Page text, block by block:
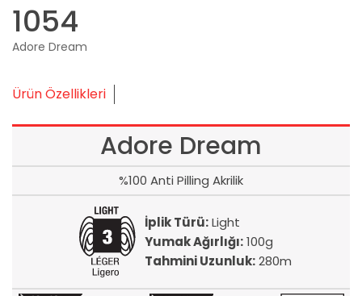
1054
Adore Dream
Ürün Özellikleri
Adore Dream
%100 Anti Pilling Akrilik
İplik Türü:Light
Yumak Ağırlığı:100g
Tahmini Uzunluk:280m